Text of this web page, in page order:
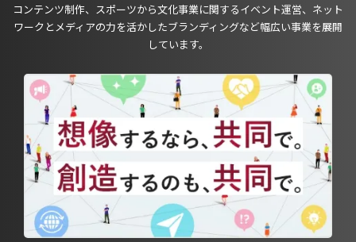
コンテンツ制作、スポーツから文化事業に関するイベント運営、ネット
ワークとメディアの力を活かしたブランディングなど幅広い事業を展開
しています。